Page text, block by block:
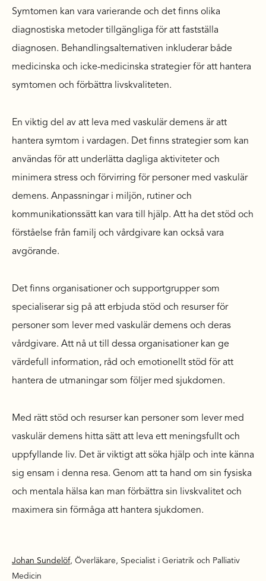
Symtomen kan vara varierande och det finns olika
diagnostiska metoder tillgängliga för att fastställa
diagnosen. Behandlingsalternativen inkluderar både
medicinska och icke-medicinska strategier för att hantera
symtomen och förbättra livskvaliteten.
En viktig del av att leva med vaskulär demens är att
hantera symtom i vardagen. Det finns strategier som kan
användas för att underlätta dagliga aktiviteter och
minimera stress och förvirring för personer med vaskulär
demens. Anpassningar i miljön, rutiner och
kommunikationssätt kan vara till hjälp. Att ha det stöd och
förståelse från familj och vårdgivare kan också vara
avgörande.
Det finns organisationer och supportgrupper som
specialiserar sig på att erbjuda stöd och resurser för
personer som lever med vaskulär demens och deras
vårdgivare. Att nå ut till dessa organisationer kan ge
värdefull information, råd och emotionellt stöd för att
hantera de utmaningar som följer med sjukdomen.
Med rätt stöd och resurser kan personer som lever med
vaskulär demens hitta sätt att leva ett meningsfullt och
uppfyllande liv. Det är viktigt att söka hjälp och inte känna
sig ensam i denna resa. Genom att ta hand om sin fysiska
och mentala hälsa kan man förbättra sin livskvalitet och
maximera sin förmåga att hantera sjukdomen.
Johan Sundelöf, Överläkare, Specialist i Geriatrik och Palliativ
Medicin